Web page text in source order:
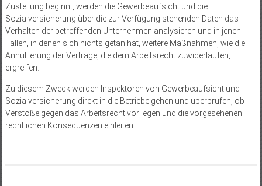
Zustellung beginnt, werden die Gewerbeaufsicht und die
Sozialversicherung über die zur Verfügung stehenden Daten das
Verhalten der betreffenden Unternehmen analysieren und in jenen
Fällen, in denen sich nichts getan hat, weitere Maßnahmen, wie die
Annullierung der Verträge, die dem Arbeitsrecht zuwiderlaufen,
ergreifen.
Zu diesem Zweck werden Inspektoren von Gewerbeaufsicht und
Sozialversicherung direkt in die Betriebe gehen und überprüfen, ob
Verstöße gegen das Arbeitsrecht vorliegen und die vorgesehenen
rechtlichen Konsequenzen einleiten.